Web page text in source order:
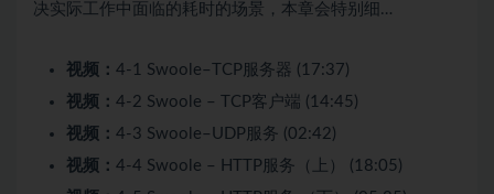
决实际工作中面临的耗时的场景，本章会特别细…
视频： 4-1 Swoole–TCP服务器 (17:37)
视频： 4-2 Swoole – TCP客户端 (14:45)
视频： 4-3 Swoole–UDP服务 (02:42)
视频： 4-4 Swoole – HTTP服务（上） (18:05)